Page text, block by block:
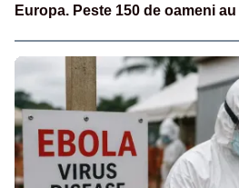
Europa. Peste 150 de oameni